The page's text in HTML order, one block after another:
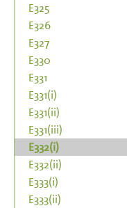
E325
E326
E327
E330
E331
E331(i)
E331(ii)
E331(iii)
E332(i)
E332(ii)
E333(i)
E333(ii)